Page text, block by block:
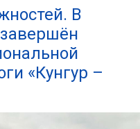
В
«Кунгур –